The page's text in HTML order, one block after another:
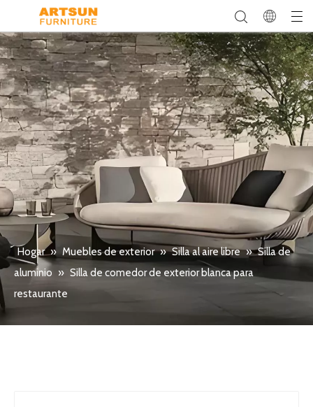
Hogar » Muebles de exterior » Silla al aire libre » Silla de
aluminio » Silla de comedor de exterior blanca para
restaurante